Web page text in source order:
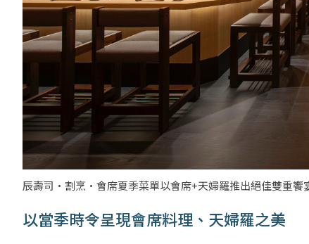
辰壽司·割烹·會席夏季菜單以會席+天婦羅推出絕佳雙
以當季時令呈現會席料理、天婦羅之美